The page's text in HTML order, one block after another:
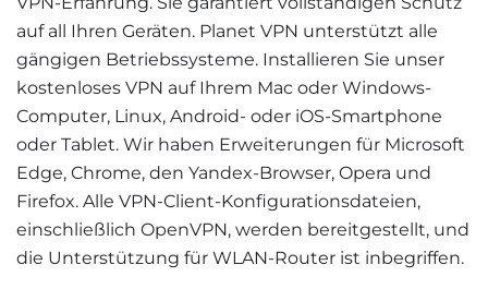
auf all Ihren Geräten. Planet VPN unterstützt alle
gängigen Betriebssysteme. Installieren Sie unser
kostenloses VPN auf Ihrem Mac oder Windows-
Computer, Linux, Android- oder iOS-Smartphone
oder Tablet. Wir haben Erweiterungen für Microsoft
Edge, Chrome, den Yandex-Browser, Opera und
Firefox. Alle VPN-Client-Konfigurationsdateien,
einschließlich OpenVPN, werden bereitgestellt, und
die Unterstützung für WLAN-Router ist inbegriffen.